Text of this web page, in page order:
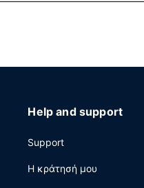
Help and support
Support
Η κράτησή μου